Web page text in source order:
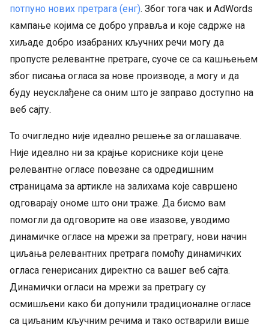
потпуно нових претрага (енг). Због тога чак и AdWords
кампање којима се добро управља и које садрже на
хиљаде добро изабраних кључних речи могу да
пропусте релевантне претраге, суоче се са кашњењем
због писања огласа за нове производе, а могу и да
буду неусклађене са оним што је заправо доступно на
веб сајту.
То очигледно није идеално решење за оглашаваче.
Није идеално ни за крајње кориснике који цене
релевантне огласе повезане са одредишним
страницама за артикле на залихама које савршено
одговарају ономе што они траже. Да бисмо вам
помогли да одговорите на ове изазове, уводимо
динамичке огласе на мрежи за претрагу, нови начин
циљања релевантних претрага помоћу динамичких
огласа генерисаних директно са вашег веб сајта.
Динамички огласи на мрежи за претрагу су
осмишљени како би допунили традиционалне огласе
са циљаним кључним речима и тако остварили више